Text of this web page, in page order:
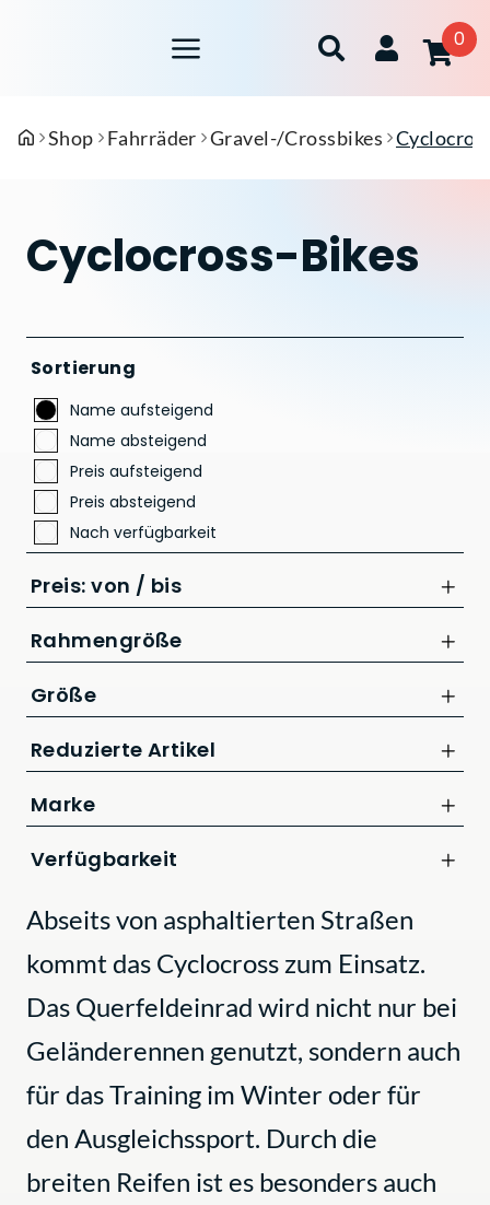
0
Shop Fahrräder Gravel-/Crossbikes
Cyclocross-Bikes
Sortierung
Name aufsteigend
Name absteigend
Preis aufsteigend
Preis absteigend
Nach verfügbarkeit
Preis: von / bis
Rahmengröße
53 cm
56 cm
Größe
Reduzierte Artikel
Nur Reduzierte Artikel anzeigen
Marke
CUBE
Verfügbarkeit
Abseits von asphaltierten Straßen
kommt das Cyclocross zum Einsatz.
Das Querfeldeinrad wird nicht nur bei
Geländerennen genutzt, sondern auch
für das Training im Winter oder für
den Ausgleichssport. Durch die
breiten Reifen ist es besonders auch